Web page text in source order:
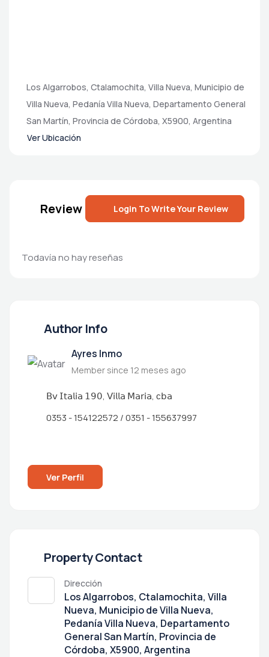
Los Algarrobos, Ctalamochita, Villa Nueva, Municipio de
Villa Nueva, Pedanía Villa Nueva, Departamento General
San Martín, Provincia de Córdoba, X5900, Argentina
Ver Ubicación
Review Login To Write Your Review
Todavía no hay reseñas
Author Info
Ayres Inmo
Member since 12 meses ago
𝖡𝗏 𝖨𝗍𝖺𝗅𝗂𝖺 𝟣𝟫𝟢, 𝖵𝗂𝗅𝗅𝖺 𝖬𝖺𝗋𝗂𝖺, ᴄ𝖻𝖺
0353 - 154122572 / 0351 - 155637997
Ver Perfil
Property Contact
Dirección
Los Algarrobos, Ctalamochita, Villa
Nueva, Municipio de Villa Nueva,
Pedanía Villa Nueva, Departamento
General San Martín, Provincia de
Córdoba, X5900, Argentina